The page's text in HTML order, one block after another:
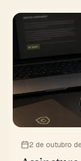
2 de outubro